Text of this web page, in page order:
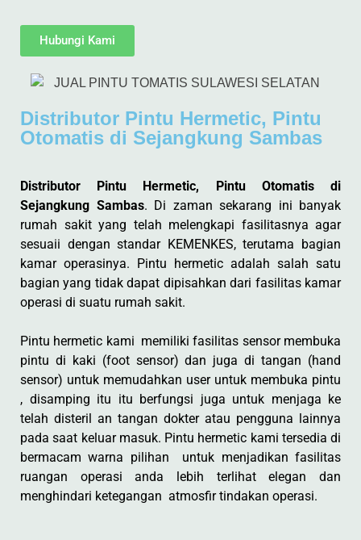
Hubungi Kami
Distributor Pintu Hermetic, Pintu
Otomatis di Sejangkung Sambas
Distributor Pintu Hermetic, Pintu Otomatis di
Sejangkung Sambas. Di zaman sekarang ini banyak
rumah sakit yang telah melengkapi fasilitasnya agar
sesuaii dengan standar KEMENKES, terutama bagian
kamar operasinya. Pintu hermetic adalah salah satu
bagian yang tidak dapat dipisahkan dari fasilitas kamar
operasi di suatu rumah sakit.
Pintu hermetic kami memiliki fasilitas sensor membuka
pintu di kaki (foot sensor) dan juga di tangan (hand
sensor) untuk memudahkan user untuk membuka pintu
, disamping itu itu berfungsi juga untuk menjaga ke
telah disteril an tangan dokter atau pengguna lainnya
pada saat keluar masuk. Pintu hermetic kami tersedia di
bermacam warna pilihan untuk menjadikan fasilitas
ruangan operasi anda lebih terlihat elegan dan
menghindari ketegangan atmosfir tindakan operasi.